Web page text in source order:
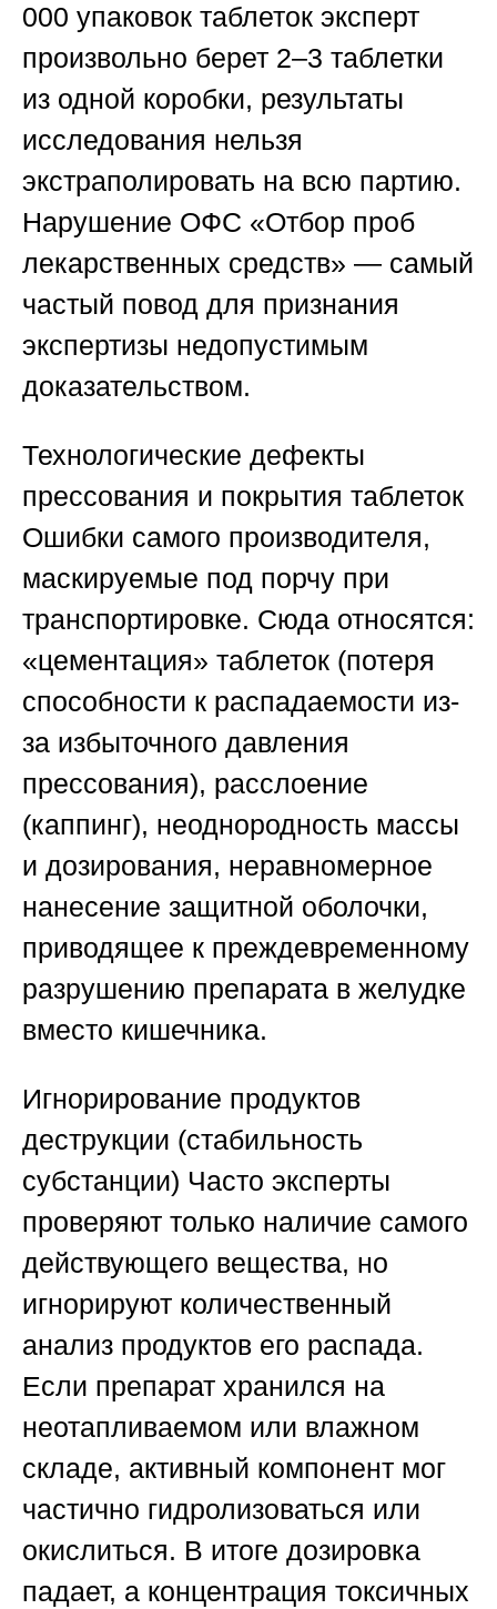
000 упаковок таблеток эксперт
произвольно берет 2–3 таблетки
из одной коробки, результаты
исследования нельзя
экстраполировать на всю партию.
Нарушение ОФС «Отбор проб
лекарственных средств» — самый
частый повод для признания
экспертизы недопустимым
доказательством.
Технологические дефекты
прессования и покрытия таблеток
Ошибки самого производителя,
маскируемые под порчу при
транспортировке. Сюда относятся:
«цементация» таблеток (потеря
способности к распадаемости из-
за избыточного давления
прессования), расслоение
(каппинг), неоднородность массы
и дозирования, неравномерное
нанесение защитной оболочки,
приводящее к преждевременному
разрушению препарата в желудке
вместо кишечника.
Игнорирование продуктов
деструкции (стабильность
субстанции) Часто эксперты
проверяют только наличие самого
действующего вещества, но
игнорируют количественный
анализ продуктов его распада.
Если препарат хранился на
неотапливаемом или влажном
складе, активный компонент мог
частично гидролизоваться или
окислиться. В итоге дозировка
падает, а концентрация токсичных